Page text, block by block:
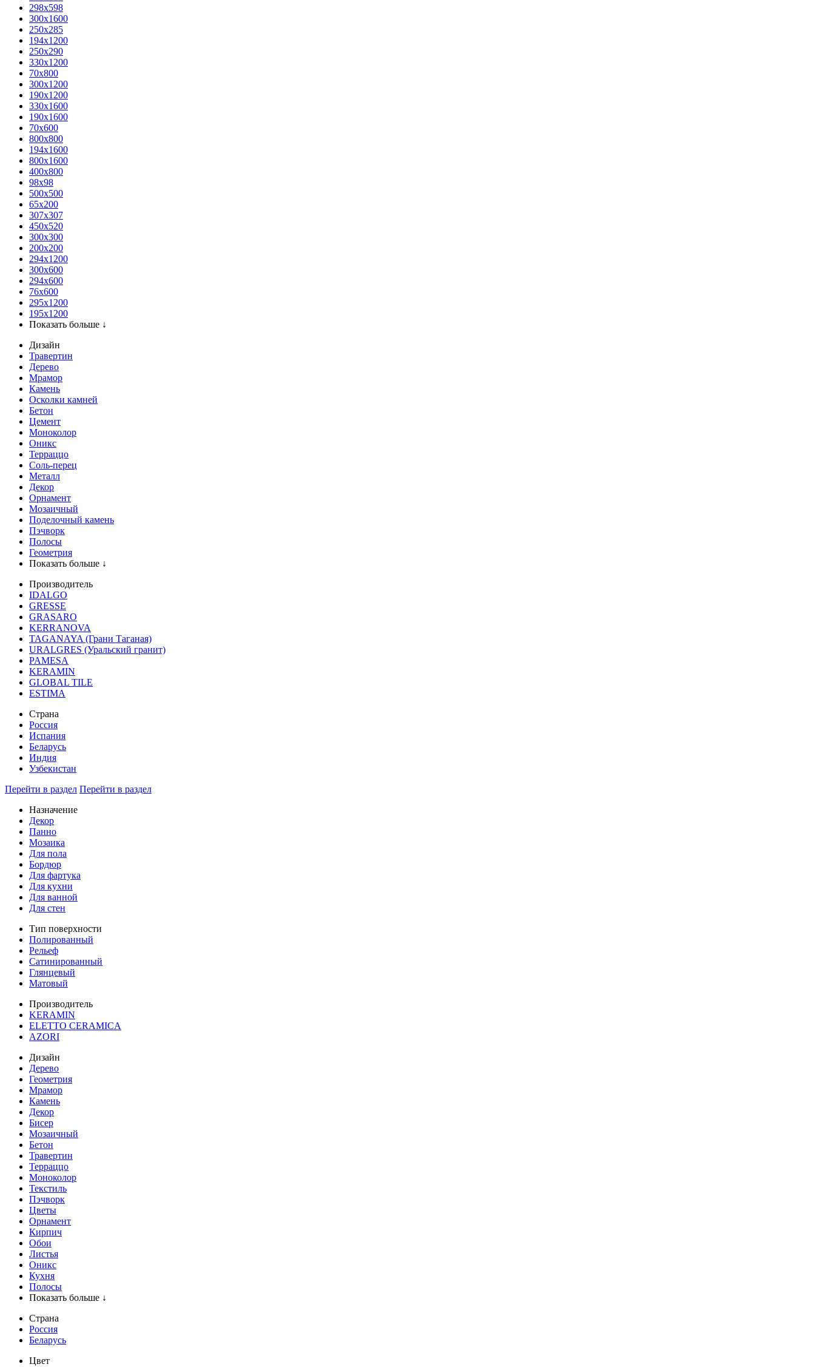
298x598
300x1600
250x285
194x1200
250x290
330x1200
70x800
300x1200
190x1200
330x1600
190x1600
70x600
800x800
194x1600
800x1600
400х800
98x98
500x500
65x200
307x307
450x520
300x300
200x200
294x1200
300x600
294x600
76х600
295х1200
195х1200
Показать больше ↓
Дизайн
Травертин
Дерево
Мрамор
Камень
Осколки камней
Бетон
Цемент
Моноколор
Оникс
Терраццо
Соль-перец
Металл
Декор
Орнамент
Мозаичный
Поделочный камень
Пэчворк
Полосы
Геометрия
Показать больше ↓
Производитель
IDALGO
GRESSE
GRASARO
KERRANOVA
TAGANAYA (Грани Таганая)
URALGRES (Уральский гранит)
PAMESA
KERAMIN
GLOBAL TILE
ESTIMA
Страна
Россия
Испания
Беларусь
Индия
Узбекистан
Перейти в раздел Перейти в раздел
Назначение
Декор
Панно
Мозаика
Для пола
Бордюр
Для фартука
Для кухни
Для ванной
Для стен
Тип поверхности
Полированный
Рельеф
Сатинированный
Глянцевый
Матовый
Производитель
KERAMIN
ELETTO CERAMICA
AZORI
Дизайн
Дерево
Геометрия
Мрамор
Камень
Декор
Бисер
Мозаичный
Бетон
Травертин
Терраццо
Моноколор
Текстиль
Пэчворк
Цветы
Орнамент
Кирпич
Обои
Листья
Оникс
Кухня
Полосы
Показать больше ↓
Страна
Россия
Беларусь
Цвет